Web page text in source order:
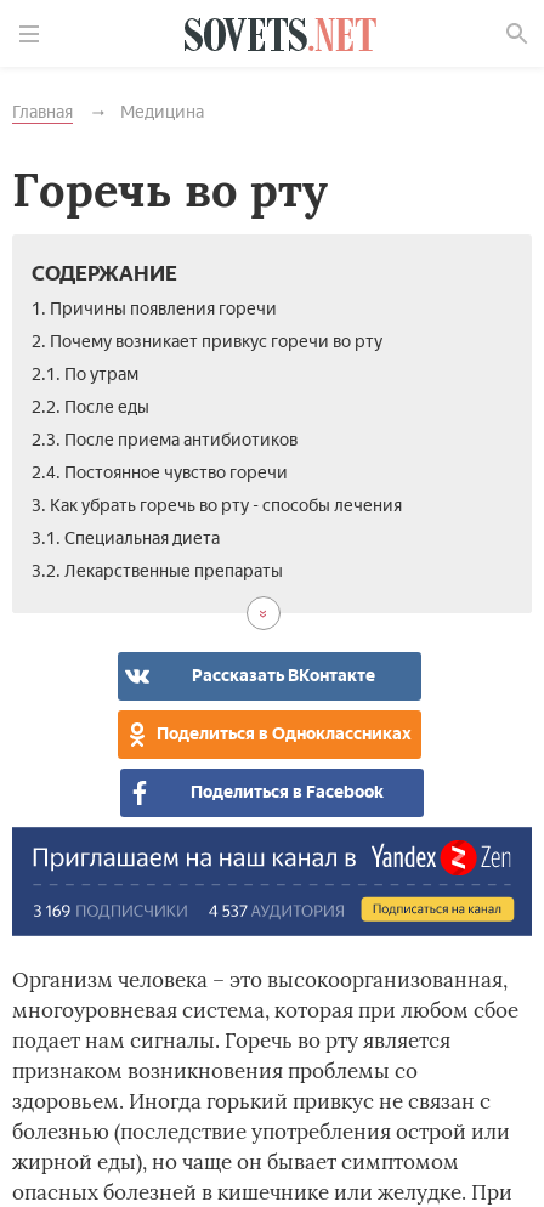
Главная Медицина
Горечь во рту
СОДЕРЖАНИЕ
1. Причины появления горечи
2. Почему возникает привкус горечи во рту
2.1. По утрам
2.2. После еды
2.3. После приема антибиотиков
2.4. Постоянное чувство горечи
3. Как убрать горечь во рту - способы лечения
3.1. Специальная диета
3.2. Лекарственные препараты
Рассказать ВКонтакте
Поделиться в Одноклассниках
Поделиться в Facebook
Организм человека – это высокоорганизованная,
многоуровневая система, которая при любом сбое
подает нам сигналы. Горечь во рту является
признаком возникновения проблемы со
здоровьем. Иногда горький привкус не связан с
болезнью (последствие употребления острой или
жирной еды), но чаще он бывает симптомом
опасных болезней в кишечнике или желудке. При